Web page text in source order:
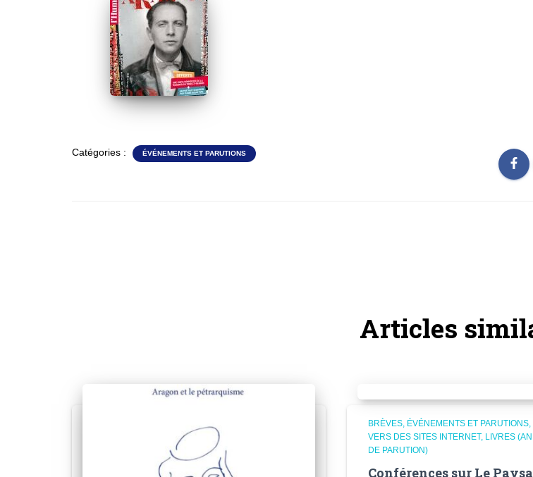
Catégories : ÉVÉNEMENTS ET PARUTIONS
Articles
BRÈVES ÉVÉNEMENTS ET PARUTIONS
VERS DES SITES INTERNET LIVRES
DE PARUTION)
Conférences sur Le